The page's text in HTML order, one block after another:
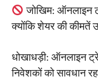
जोखिम: ऑनलाइन
क्योंकि शेयर की कीमतें
धोखाधड़ी: ऑनलाइन
निवेशकों को सावधान